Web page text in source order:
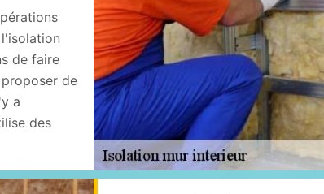
de faire
de
a
des